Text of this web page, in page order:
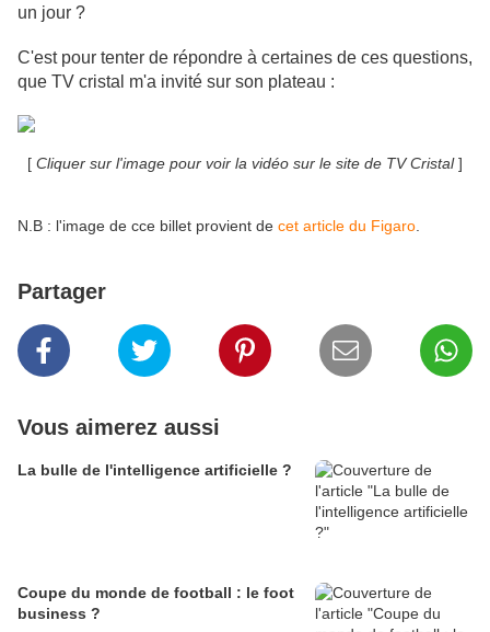
un jour ?
C'est pour tenter de répondre à certaines de ces questions,
que TV cristal m'a invité sur son plateau :
[ Cliquer sur l'image pour voir la vidéo sur le site de TV Cristal]
N.B : l'image de cce billet provient de cet article du Figaro
Partager
Vous aimerez aussi
La bulle de l'intelligence artificielle ?
Coupe du monde de football : le foot
business ?